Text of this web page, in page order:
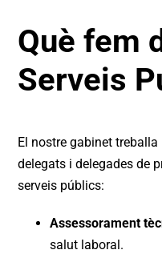
Què fem
Serveis
El nostre gabinet
delegats i delegades de
serveis públics:
Assessorament
salut laboral.